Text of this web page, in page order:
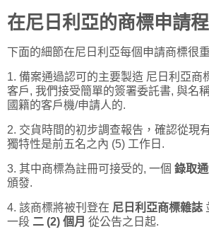
在尼日利亞的商標申請
下面的細節在尼日利亞每個申請商標很
1. 備案通過認可的主要製造 尼日利亞商
客戶, 我們接受簡單的簽署委託書, 與名
國籍的客戶機/申請人的.
2. 交貨時間的初步調查報告，確認從現
獨特性是前五名之內 (5) 工作日.
3. 其中商標為註冊可接受的, 一個 錄取
頒發.
4. 該商標將被刊登在 尼日利亞商標雜誌
一段 二 (2) 個月 從公告之日起.